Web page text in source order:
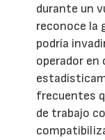
durante un
reconoce la
podría
operador en
frecuentes
de trabajo